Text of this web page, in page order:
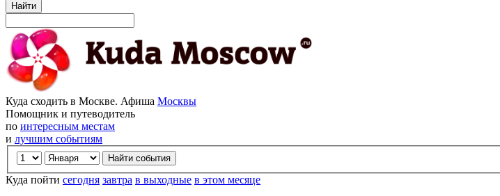
Найти
Куда сходить в Москве. Афиша Москвы
Помощник и путеводитель
по интересным местам
и лучшим событиям
Куда пойти сегодня завтра в выходные в этом месяце